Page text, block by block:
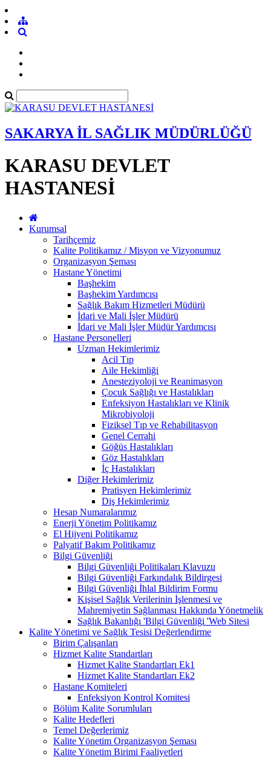
SAKARYA İL SAĞLIK MÜDÜRLÜĞÜ
KARASU DEVLET
HASTANESİ
Kurumsal
Tarihçemiz
Kalite Politikamız / Misyon ve Vizyonumuz
Organizasyon Şeması
Hastane Yönetimi
Başhekim
Başhekim Yardımcısı
Sağlık Bakım Hizmetleri Müdürü
İdari ve Mali İşler Müdürü
İdari ve Mali İşler Müdür Yardımcısı
Hastane Personelleri
Uzman Hekimlerimiz
Acil Tıp
Aile Hekimliği
Anesteziyoloji ve Reanimasyon
Çocuk Sağlığı ve Hastalıkları
Enfeksiyon Hastalıkları ve Klinik
Mikrobiyoloji
Fiziksel Tıp ve Rehabilitasyon
Genel Cerrahi
Göğüs Hastalıkları
Göz Hastalıkları
İç Hastalıkları
Diğer Hekimlerimiz
Pratisyen Hekimlerimiz
Diş Hekimlerimiz
Hesap Numaralarımız
Enerji Yönetim Politikamız
El Hijyeni Politikamız
Palyatif Bakım Politikamız
Bilgi Güvenliği
Bilgi Güvenliği Politikaları Klavuzu
Bilgi Güvenliği Farkındalık Bildirgesi
Bilgi Güvenliği İhlal Bildirim Formu
Kişisel Sağlık Verilerinin İşlenmesi ve
Mahremiyetin Sağlanması Hakkında Yönetmelik
Sağlık Bakanlığı 'Bilgi Güvenliği 'Web Sitesi
Kalite Yönetimi ve Sağlık Tesisi Değerlendirme
Birim Çalışanları
Hizmet Kalite Standartları
Hizmet Kalite Standartları Ek1
Hizmet Kalite Standartları Ek2
Hastane Komiteleri
Enfeksiyon Kontrol Komitesi
Bölüm Kalite Sorumluları
Kalite Hedefleri
Temel Değerlerimiz
Kalite Yönetim Organizasyon Şeması
Kalite Yönetim Birimi Faaliyetleri